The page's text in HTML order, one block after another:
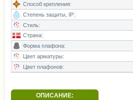
Способ крепления:
Степень защиты, IP:
Стиль:
Страна:
Форма плафона:
Цвет арматуры:
Цвет плафонов:
ОПИСАНИЕ: